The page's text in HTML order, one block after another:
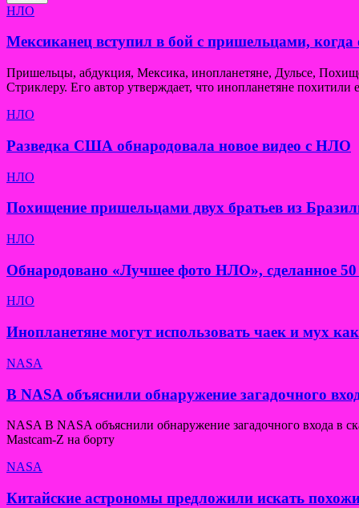
НЛО
Мексиканец вступил в бой с пришельцами, когда
Пришельцы, абдукция, Мексика, инопланетяне, Дульсе,
Стриклеру. Его автор утверждает, что инопланетяне похитили
НЛО
Разведка США обнародовала новое видео с НЛО
НЛО
Похищение пришельцами двух братьев из
НЛО
Обнародовано «Лучшее фото НЛО», сделанное 50
НЛО
Инопланетяне могут использовать чаек и мух
NASA
В NASA объяснили обнаружение загадочного
NASA В NASA объяснили обнаружение загадочного входа в
Mastcam-Z на борту
NASA
Китайские астрономы предложили искать